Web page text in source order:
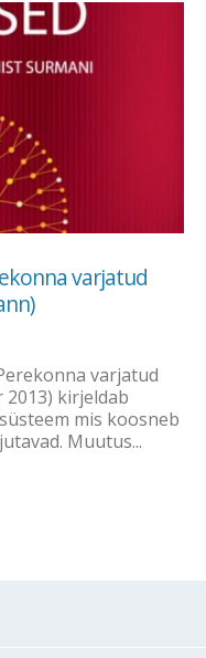
varjatud
varjatud
2013) kirjeldab
mis koosneb
Muutus...